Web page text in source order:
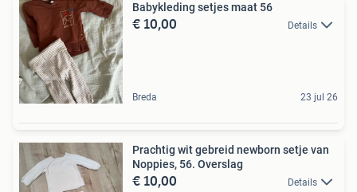
Babykleding setjes maat 56
€ 10,00 Details
Breda 23 jul 26
Prachtig wit gebreid newborn setje van
Noppies, 56. Overslag
€ 10,00 Details